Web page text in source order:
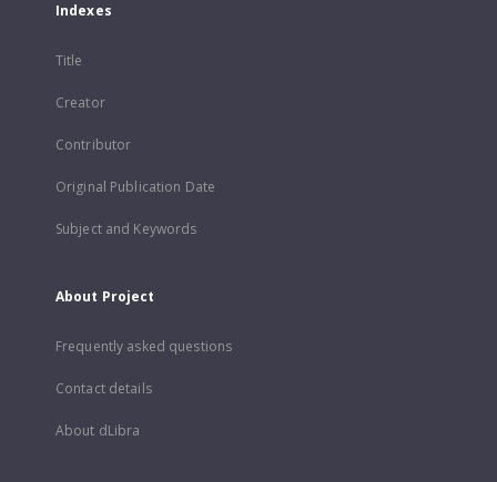
Indexes
Title
Creator
Contributor
Original Publication Date
Subject and Keywords
About Project
Frequently asked questions
Contact details
About dLibra